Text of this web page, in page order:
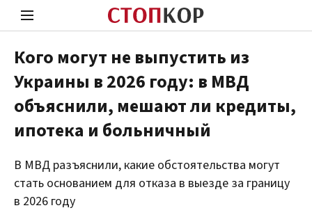
Стоп Политической Коррупции
Кого могут не выпустить из
Украины в 2026 году: в МВД
объяснили, мешают ли кредиты,
ипотека и больничный
В МВД разъяснили, какие обстоятельства могут
стать основанием для отказа в выезде за границу
в 2026 году